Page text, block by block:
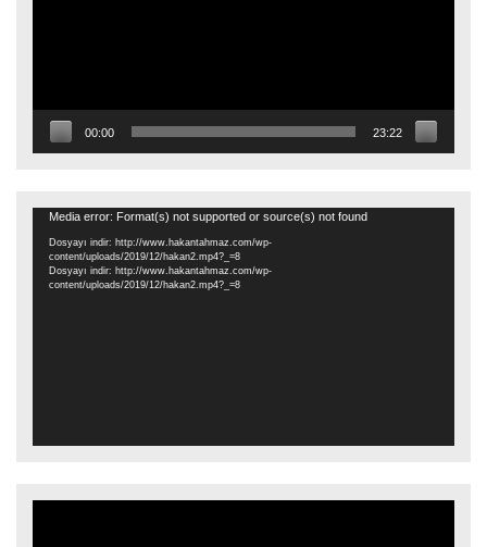
00:00 23:22
Video
oynatıcı
Media error: Format(s) not supported or source(s) not found
Dosyayı indir: http://www.hakantahmaz.com/wp-
content/uploads/2019/12/hakan2.mp4?_=8
Dosyayı indir: http://www.hakantahmaz.com/wp-
content/uploads/2019/12/hakan2.mp4?_=8